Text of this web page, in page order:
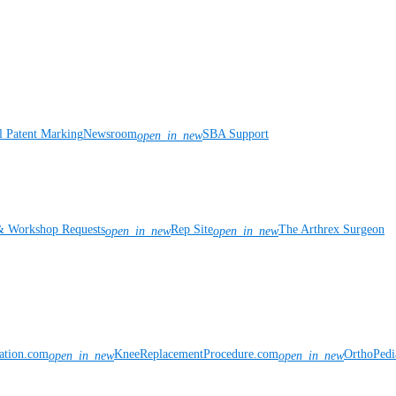
Patent MarkingNewsroomopen_in_newSBA Support
Requestsopen_in_newRep Siteopen_in_newThe Arthrex Surgeon
open_in_newKneeReplacementProcedure.comopen_in_new